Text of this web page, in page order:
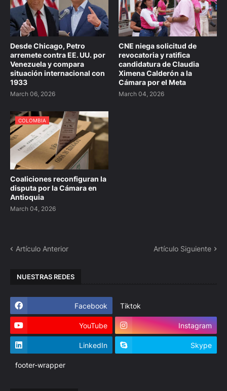
Desde Chicago, Petro
arremete contra EE. UU. por
Venezuela y compara
situación internacional con
1933
March 06, 2026
CNE niega solicitud de
revocatoria y ratifica
candidatura de Claudia
Ximena Calderón a la
Cámara por el Meta
March 04, 2026
COLOMBIA
Coaliciones reconfiguran la
disputa por la Cámara en
Antioquia
March 04, 2026
Artículo Anterior Artículo Siguiente
NUESTRAS REDES
Facebook Tiktok
YouTube Instagram
LinkedIn Skype
footer-wrapper